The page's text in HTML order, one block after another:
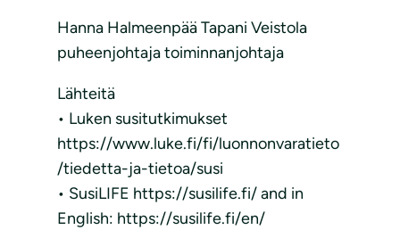
Hanna Halmeenpää Tapani Veistola
puheenjohtaja toiminnanjohtaja
Lähteitä
• Luken susitutkimukset
https://www.luke.fi/fi/luonnonvaratieto
/tiedetta-ja-tietoa/susi
• SusiLIFE https://susilife.fi/ and in
English: https://susilife.fi/en/